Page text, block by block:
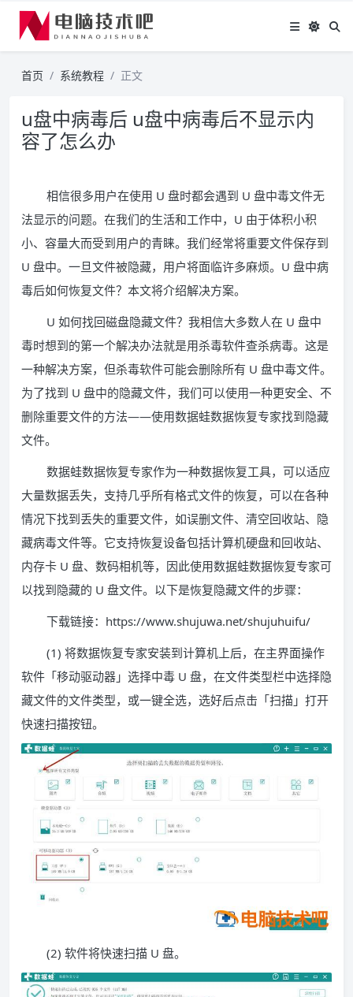
首页 系统教程 正文
u盘中病毒后 u盘中病毒后不显示内
容了怎么办
相信很多用户在使用 U 盘时都会遇到 U 盘中毒文件无
法显示的问题。在我们的生活和工作中，U 由于体积小积
小、容量大而受到用户的青睐。我们经常将重要文件保存到
U 盘中。一旦文件被隐藏，用户将面临许多麻烦。U 盘中病
毒后如何恢复文件？本文将介绍解决方案。
U 如何找回磁盘隐藏文件？我相信大多数人在 U 盘中
毒时想到的第一个解决办法就是用杀毒软件查杀病毒。这是
一种解决方案，但杀毒软件可能会删除所有 U 盘中毒文件。
为了找到 U 盘中的隐藏文件，我们可以使用一种更安全、不
删除重要文件的方法——使用数据蛙数据恢复专家找到隐藏
文件。
数据蛙数据恢复专家作为一种数据恢复工具，可以适应
大量数据丢失，支持几乎所有格式文件的恢复，可以在各种
情况下找到丢失的重要文件，如误删文件、清空回收站、隐
藏病毒文件等。它支持恢复设备包括计算机硬盘和回收站、
内存卡 U 盘、数码相机等，因此使用数据蛙数据恢复专家可
以找到隐藏的 U 盘文件。以下是恢复隐藏文件的步骤：
下载链接：https://www.shujuwa.net/shujuhuifu/
(1) 将数据恢复专家安装到计算机上后，在主界面操作
软件「移动驱动器」选择中毒 U 盘，在文件类型栏中选择隐
藏文件的文件类型，或一键全选，选好后点击「扫描」打开
快速扫描按钮。
(2) 软件将快速扫描 U 盘。